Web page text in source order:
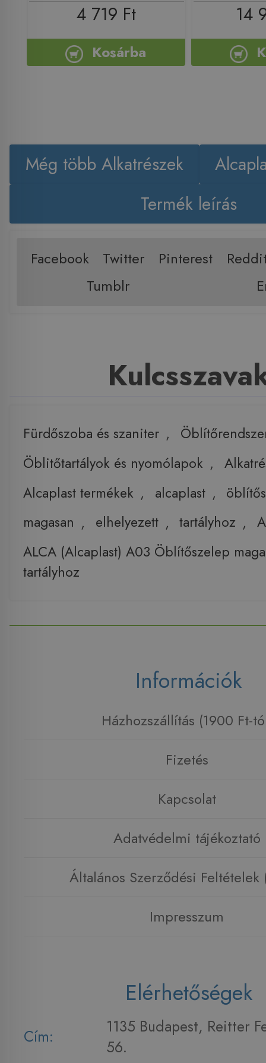
4 719 Ft
Kosárba
14
Még több Alkatrészek
Termék leírás
Facebook Twitter Pinterest
Tumblr
Fürdőszoba és szaniter ,
Öblitőtartályok és nyomólapok ,
Alcaplast termékek , alcaplast ,
magasan , elhelyezett , tartályhoz ,
ALCA (Alcaplast) A03 Öblítőszelep
tartályhoz
Információk
Házhozszállítás (1900 Ft-
Fizetés
Kapcsolat
Adatvédelmi tájékoztató
Általános Szerződési Feltételek
Impresszum
Elérhetőségek
Cím:
1135 Budapest, Reitter
56.